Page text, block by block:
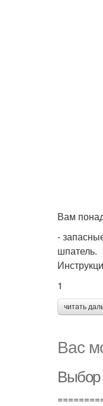
Вам
-
шпатель.
1
читать
Вас
Выбор